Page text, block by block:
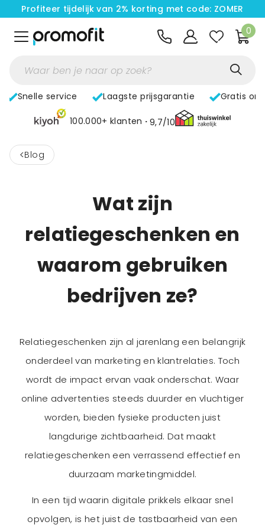
Profiteer tijdelijk van 2% korting met code: ZOMER
0
Snelle service Laagste prijsgarantie Gratis
100.000+ klanten 9,7/10
< Blog
Wat zijn
relatiegeschenken en
waarom gebruiken
bedrijven ze?
Relatiegeschenken zijn al jarenlang een belangrijk
onderdeel van marketing en klantrelaties. Toch
wordt de impact ervan vaak onderschat. Waar
online advertenties steeds duurder en vluchtiger
worden, bieden fysieke producten juist
langdurige zichtbaarheid. Dat maakt
relatiegeschenken een verrassend effectief en
duurzaam marketingmiddel.
In een tijd waarin digitale prikkels elkaar snel
opvolgen, is het juist de tastbaarheid van een